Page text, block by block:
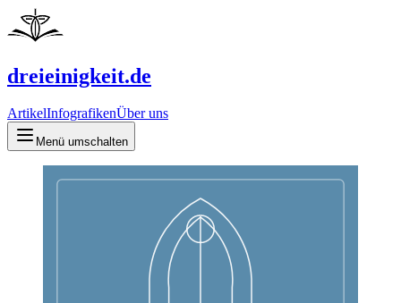
dreieinigkeit.de
ArtikelInfografikenÜber uns
Menü umschalten